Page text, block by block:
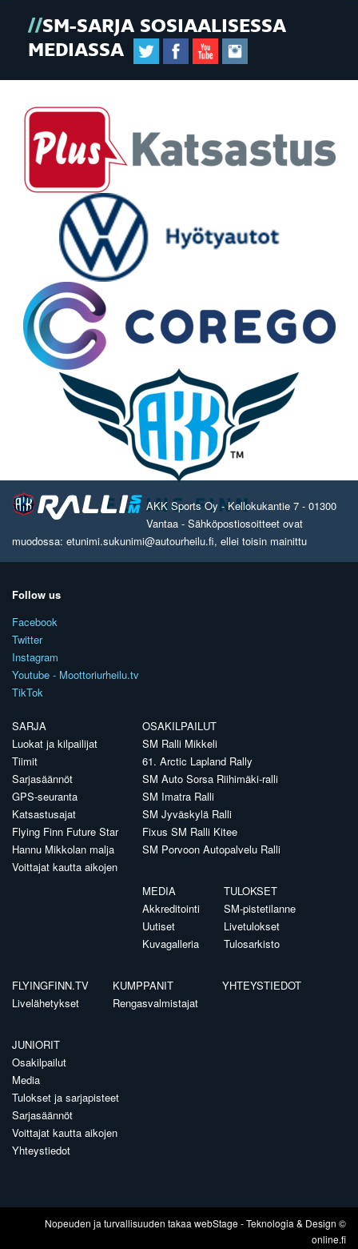
SM-SARJA SOSIAALISESSA
MEDIASSA
AKK Sports Oy - Kellokukantie 7 - 01300
Vantaa - Sähköpostiosoitteet ovat
muodossa: etunimi.sukunimi@autourheilu.fi, ellei toisin mainittu
Follow us
Facebook
Twitter
Instagram
Youtube - Moottoriurheilu.tv
TikTok
SARJA
Luokat ja kilpailijat
Tiimit
Sarjasäännöt
GPS-seuranta
Katsastusajat
Flying Finn Future Star
Hannu Mikkolan malja
Voittajat kautta aikojen
OSAKILPAILUT
SM Ralli Mikkeli
61. Arctic Lapland Rally
SM Auto Sorsa Riihimäki-ralli
SM Imatra Ralli
SM Jyväskylä Ralli
Fixus SM Ralli Kitee
SM Porvoon Autopalvelu Ralli
MEDIA
Akkreditointi
Uutiset
Kuvagalleria
TULOKSET
SM-pistetilanne
Livetulokset
Tulosarkisto
FLYINGFINN.TV
Livelähetykset
KUMPPANIT
Rengasvalmistajat
YHTEYSTIEDOT
JUNIORIT
Osakilpailut
Media
Tulokset ja sarjapisteet
Sarjasäännöt
Voittajat kautta aikojen
Yhteystiedot
Nopeuden ja turvallisuuden takaa webStage- Teknologia & Design ©
online.fi